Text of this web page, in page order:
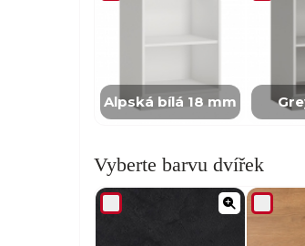
Alpská bílá 18 mm
Vyberte barvu dvířek